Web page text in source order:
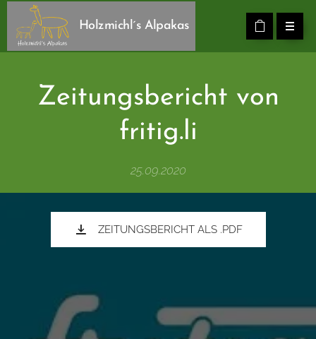
Holzmichl´s Alpakas
Zeitungsbericht von
fritig.li
25.09.2020
ZEITUNGSBERICHT ALS .PDF